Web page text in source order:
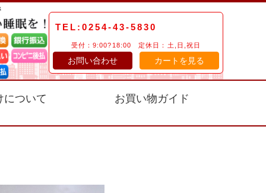
TEL:0254-43-5830
受付：9:00?18:00 定休日：土,日,祝日
お問い合わせ カートを見る
について お買い物ガイド